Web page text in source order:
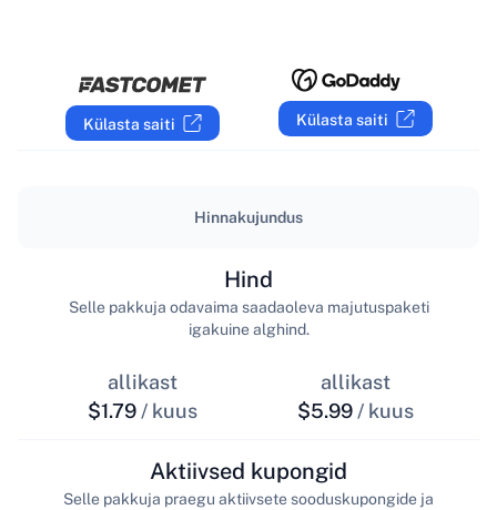
ET
Külasta saiti Külasta saiti
Hinnakujundus
allikast
$1.79 / kuus
Hind
Selle pakkuja odavaima saadaoleva majutuspaketi
igakuine alghind.
allikast
$5.99 / kuus
Aktiivsed kupongid
Selle pakkuja praegu aktiivsete sooduskupongide ja